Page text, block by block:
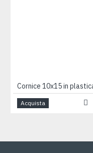
Cornice 10x15 in
Acquista